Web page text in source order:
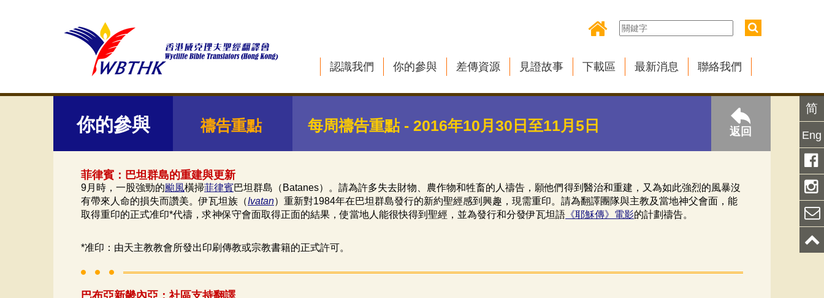
認識我們 你的參與 差傳資源 見證故事 下載區 最新消息 聯絡我們
你的參與 禱告重點 每周禱告重點 - 2016年10月30日至11月5日 返回
菲律賓：巴坦群島的重建與更新
9月時，一股強勁的颱風橫掃菲律賓巴坦群島（Batanes）。請為許多失去財物、農作物和牲畜的人禱告，願他們得到醫治和重建，又為如此強烈的風暴沒
有帶來人命的損失而讚美。伊瓦坦族（Ivatan）重新對1984年在巴坦群島發行的新約聖經感到興趣，現需重印。請為翻譯團隊與主教及當地神父會面，能
取得重印的正式准印*代禱，求神保守會面取得正面的結果，使當地人能很快得到聖經，並為發行和分發伊瓦坦語 《耶穌傳》電影的計劃禱告。
*准印：由天主教教會所發出印刷傳教或宗教書籍的正式許可。
巴布亞新畿內亞：社區支持翻譯
简
Eng